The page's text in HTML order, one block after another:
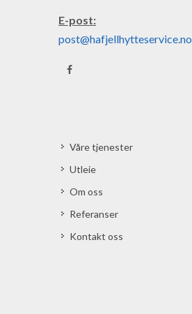
E-post:
post@hafjellhytteservice.no
Våre tjenester
Utleie
Om oss
Referanser
Kontakt oss